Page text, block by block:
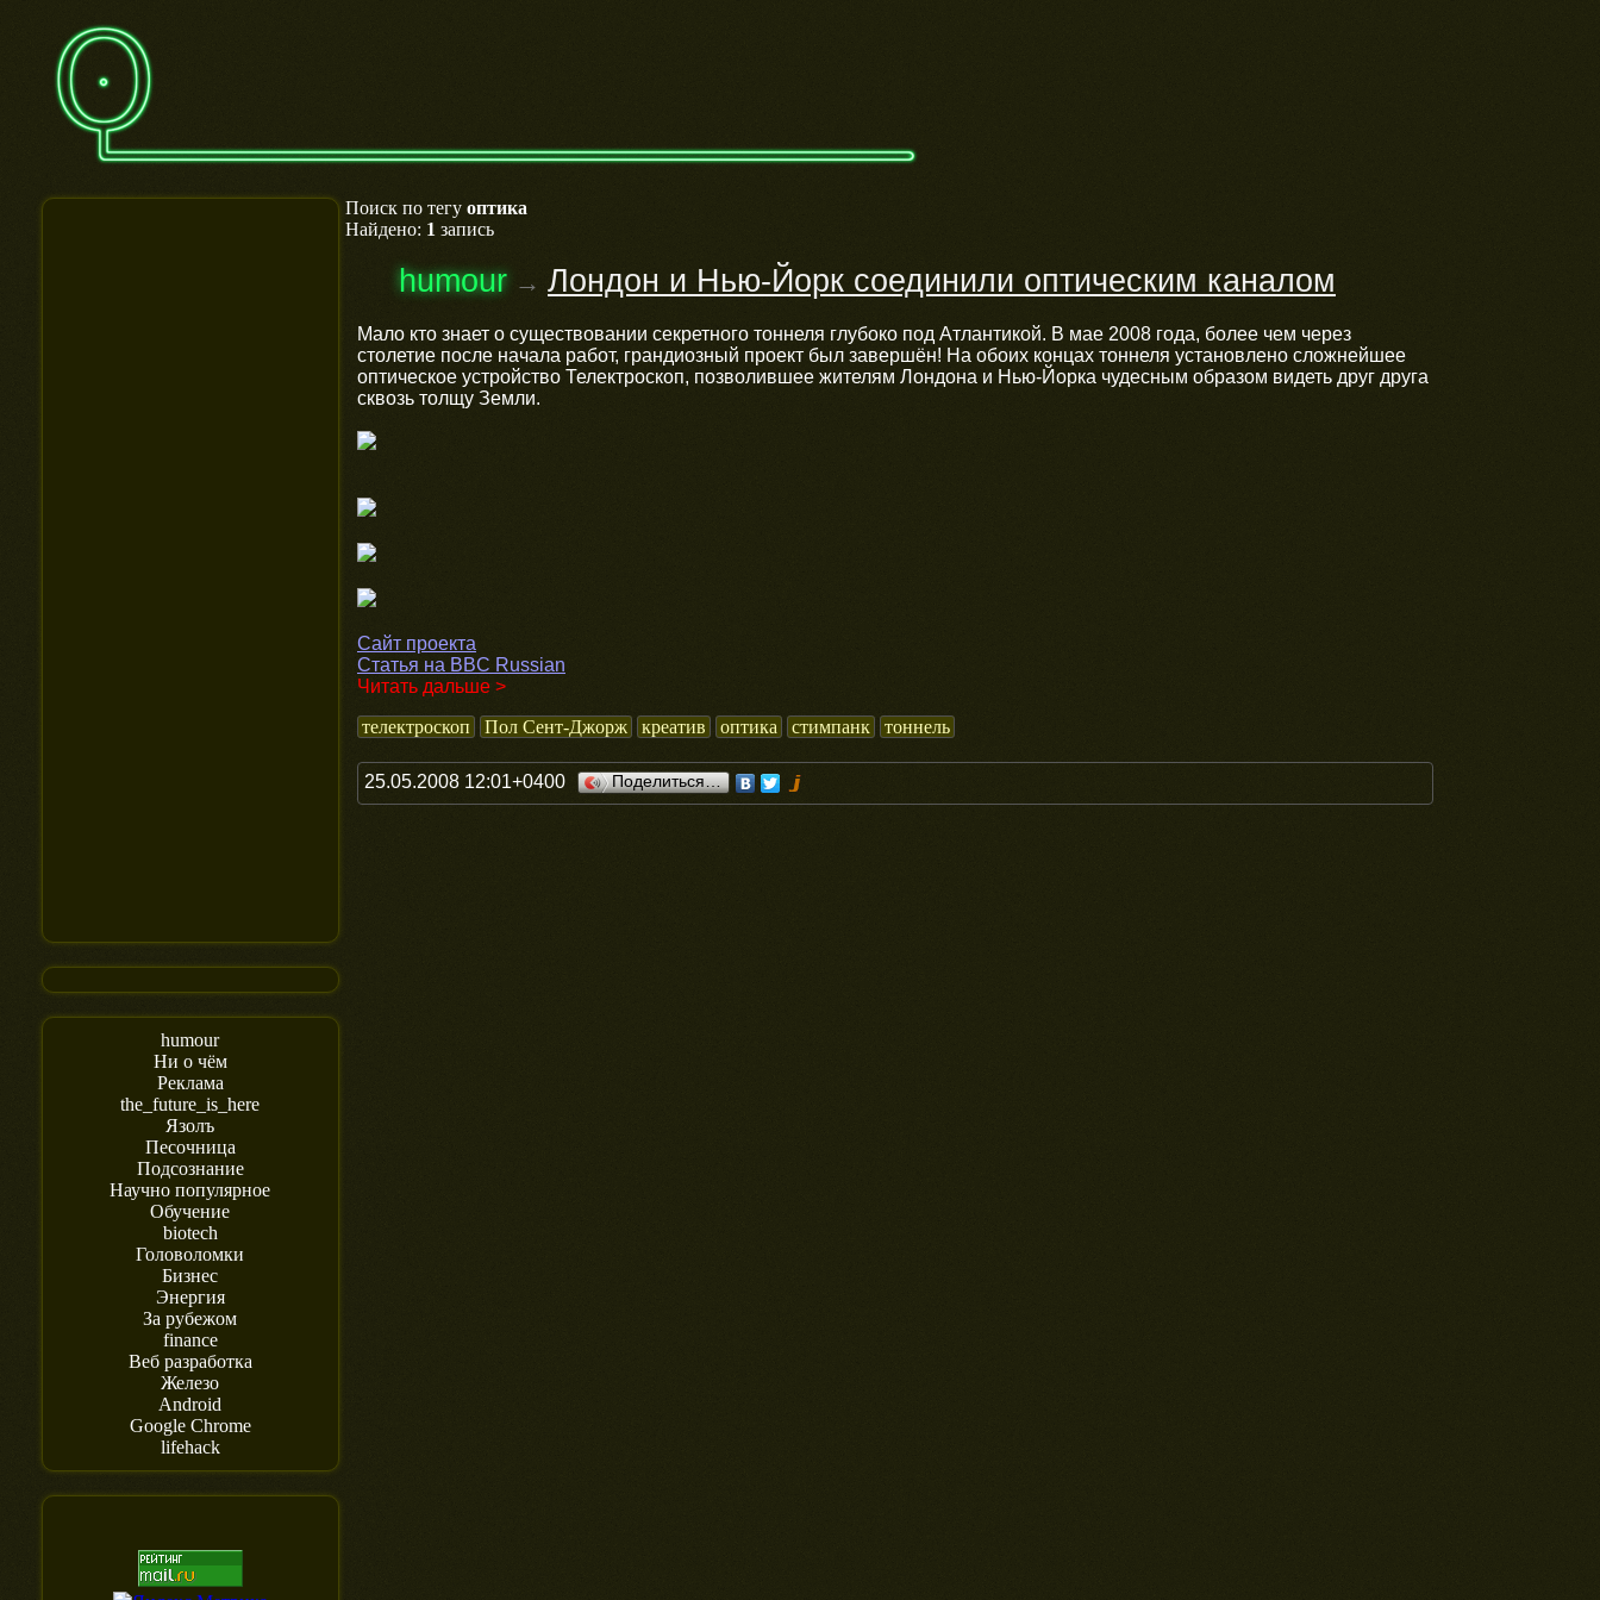
humour
Ни о чём
Реклама
the_future_is_here
Язолъ
Песочница
Подсознание
Научно популярное
Обучение
biotech
Головоломки
Бизнес
Энергия
За рубежом
finance
Веб разработка
Железо
Android
Google Chrome
lifehack
Поиск по тегу оптика
Найдено: 1 запись
humour → Лондон и Нью-Йорк соединили оптическим каналом
Мало кто знает о существовании секретного тоннеля глубоко под Атлантикой. В мае 2008 года, более чем через
столетие после начала работ, грандиозный проект был завершён! На обоих концах тоннеля установлено сложнейшее
оптическое устройство Телектроскоп, позволившее жителям Лондона и Нью-Йорка чудесным образом видеть друг друга
сквозь толщу Земли.
Сайт проекта
Статья на BBC Russian
Читать дальше >
телектроскоп
Пол Сент-Джорж креатив оптика стимпанк тоннель
25.05.2008 12:01+0400 Поделиться…